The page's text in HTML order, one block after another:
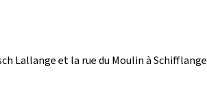
Lallange et la rue du Moulin à Schifflange